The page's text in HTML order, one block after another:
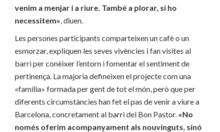
venim a menjar i a riure. També a plorar, si ho
necessitem» , diuen.
Les persones participants comparteixen un cafè o un
esmorzar, expliquen les seves vivències i fan visites al
barri per conèixer l’entorn i fomentar el sentiment de
pertinença. La majoria defineixen el projecte com una
«família» formada per gent de tot el món, però que per
diferents circumstàncies han fet el pas de venir a viure a
Barcelona, concretament al barri del Bon Pastor. «No
només oferim acompanyament als nouvinguts, sinó